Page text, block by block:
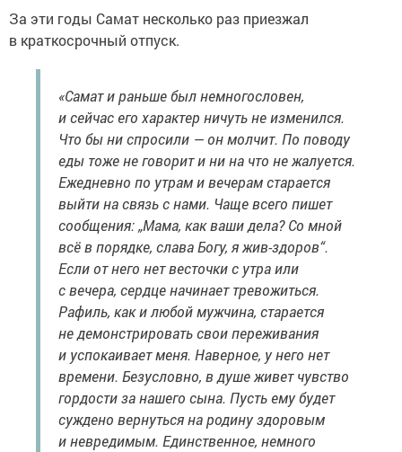
За эти годы Самат несколько раз приезжал
в краткосрочный отпуск.
«Самат и раньше был немногословен,
и сейчас его характер ничуть не изменился.
Что бы ни спросили — он молчит. По поводу
еды тоже не говорит и ни на что не жалуется.
Ежедневно по утрам и вечерам старается
выйти на связь с нами. Чаще всего пишет
сообщения: „Мама, как ваши дела? Со мной
всё в порядке, слава Богу, я жив-здоров“.
Если от него нет весточки с утра или
с вечера, сердце начинает тревожиться.
Рафиль, как и любой мужчина, старается
не демонстрировать свои переживания
и успокаивает меня. Наверное, у него нет
времени. Безусловно, в душе живет чувство
гордости за нашего сына. Пусть ему будет
суждено вернуться на родину здоровым
и невредимым. Единственное, немного